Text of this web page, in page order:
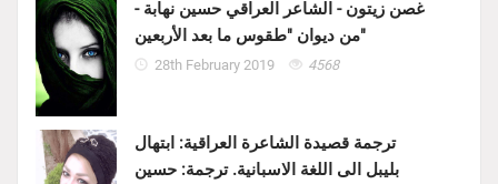
غصن زيتون - الشاعر العراقي حسين نهابة -
من ديوان "طقوس ما بعد الأربعين"
28th February 2019 4568
ترجمة قصيدة الشاعرة العراقية: ابتهال
بليبل الى اللغة الاسبانية. ترجمة: حسين